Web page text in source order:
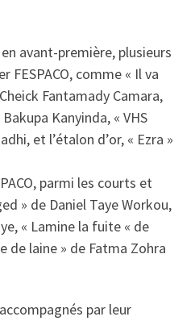
avant-première, plusieurs
comme « Il va
Fantamady Camara,
Kanyinda, « VHS
et l’étalon d’or, « Ezra »
parmi les courts et
» de Daniel Taye Workou,
« Lamine la fuite « de
de laine » de Fatma Zohra
par leur